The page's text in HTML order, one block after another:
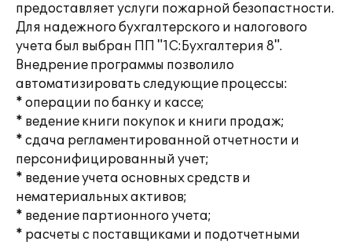
предоставляет услуги пожарной безопастности.
Для надежного бухгалтерского и налогового
учета был выбран ПП "1С:Бухгалтерия 8".
Внедрение программы позволило
автоматизировать следующие процессы:
* операции по банку и кассе;
* ведение книги покупок и книги продаж;
* сдача регламентированной отчетности и
персонифицированный учет;
* ведение учета основных средств и
нематериальных активов;
* ведение партионного учета;
* расчеты с поставщиками и подотчетными